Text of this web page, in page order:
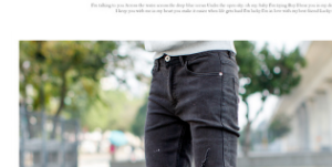
恩沛科技股份有限公司將有權停止該用戶之使用額